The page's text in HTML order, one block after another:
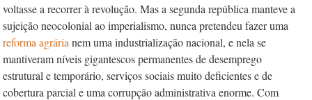
voltasse a recorrer à revolução. Mas a segunda república manteve a
sujeição neocolonial ao imperialismo, nunca pretendeu fazer uma
reforma agrária nem uma industrialização nacional, e nela se
mantiveram níveis gigantescos permanentes de desemprego
estrutural e temporário, serviços sociais muito deficientes e de
cobertura parcial e uma corrupção administrativa enorme. Com